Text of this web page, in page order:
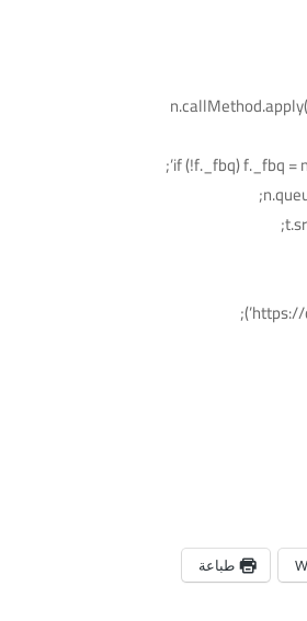
if (!f._fbq) f._fbq =
طباعة